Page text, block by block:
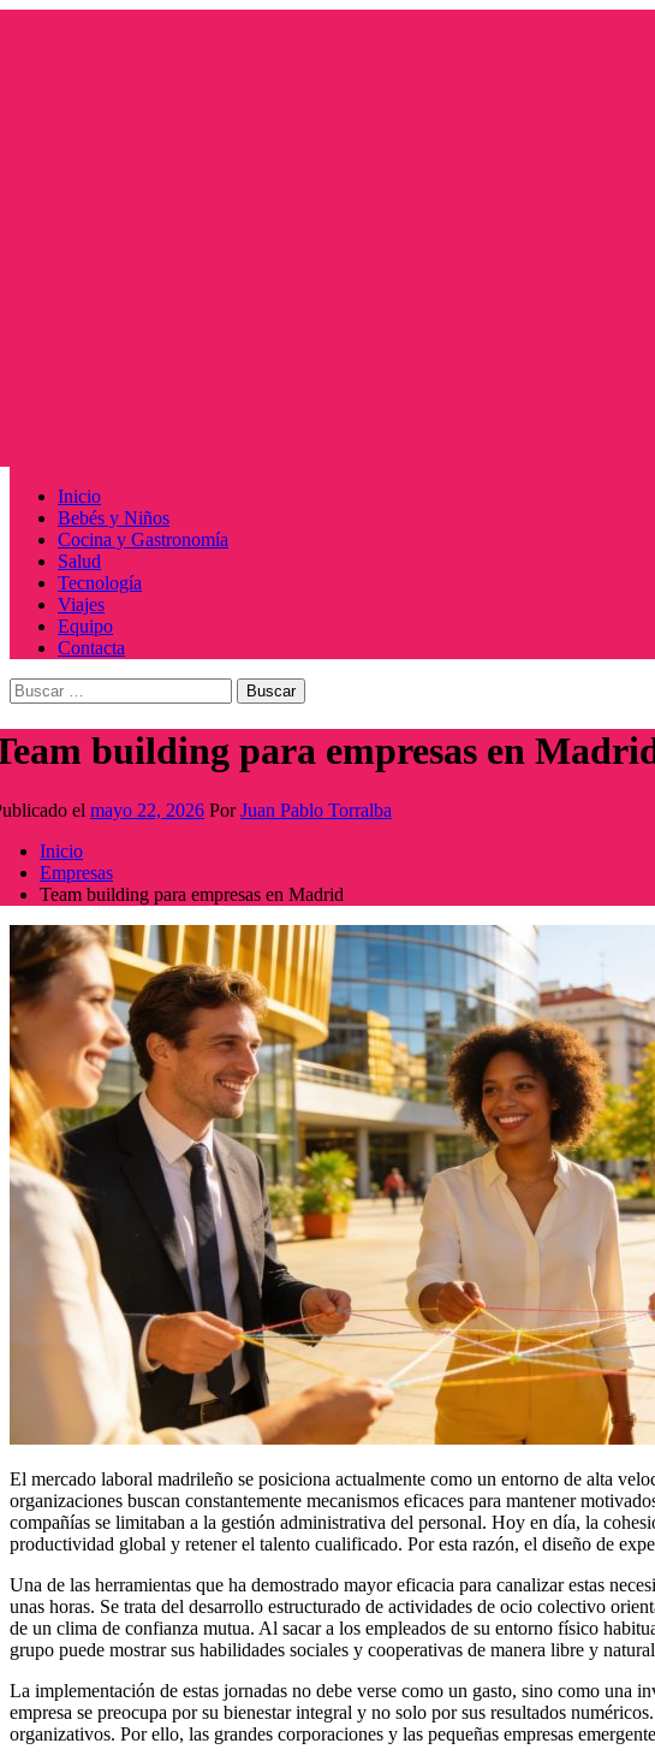
Menú
principal
Inicio
Bebés y Niños
Cocina y Gastronomía
Salud
Tecnología
Viajes
Equipo
Contacta
Buscar:
building para empresas en
el mayo 22, 2026 PorJuan Pablo Torralba
Inicio
Empresas
Team building para empresas en Madrid
El mercado laboral madrileño se posiciona actualmente como un entorno de alta
organizaciones buscan constantemente mecanismos eficaces para mantener
compañías se limitaban a la gestión administrativa del personal. Hoy en día, la
productividad global y retener el talento cualificado. Por esta razón, el diseño de
Una de las herramientas que ha demostrado mayor eficacia para canalizar estas
unas horas. Se trata del desarrollo estructurado de actividades de ocio colectivo
de un clima de confianza mutua. Al sacar a los empleados de su entorno físico
grupo puede mostrar sus habilidades sociales y cooperativas de manera libre y
La implementación de estas jornadas no debe verse como un gasto, sino como una
empresa se preocupa por su bienestar integral y no solo por sus resultados
organizativos. Por ello, las grandes corporaciones y las pequeñas empresas